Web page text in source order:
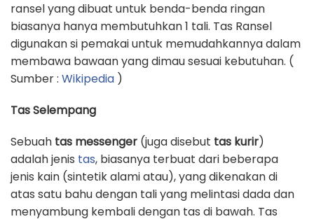
ransel yang dibuat untuk benda-benda ringan
biasanya hanya membutuhkan 1 tali. Tas Ransel
digunakan si pemakai untuk memudahkannya dalam
membawa bawaan yang dimau sesuai kebutuhan. (
Sumber : Wikipedia )
Tas Selempang
Sebuah tas messenger (juga disebut tas kurir)
adalah jenis tas, biasanya terbuat dari beberapa
jenis kain (sintetik alami atau), yang dikenakan di
atas satu bahu dengan tali yang melintasi dada dan
menyambung kembali dengan tas di bawah. Tas